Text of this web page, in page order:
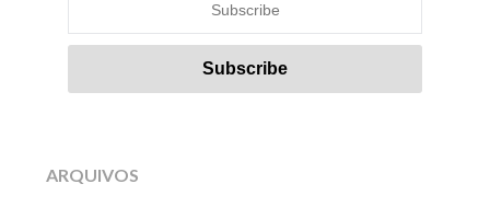
ARQUIVOS